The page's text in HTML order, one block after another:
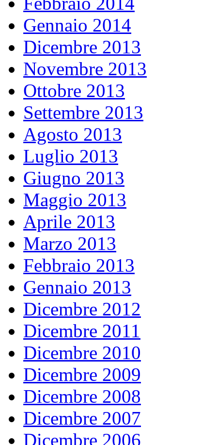
Gennaio 2014
Dicembre 2013
Novembre 2013
Ottobre 2013
Settembre 2013
Agosto 2013
Luglio 2013
Giugno 2013
Maggio 2013
Aprile 2013
Marzo 2013
Febbraio 2013
Gennaio 2013
Dicembre 2012
Dicembre 2011
Dicembre 2010
Dicembre 2009
Dicembre 2008
Dicembre 2007
Dicembre 2006